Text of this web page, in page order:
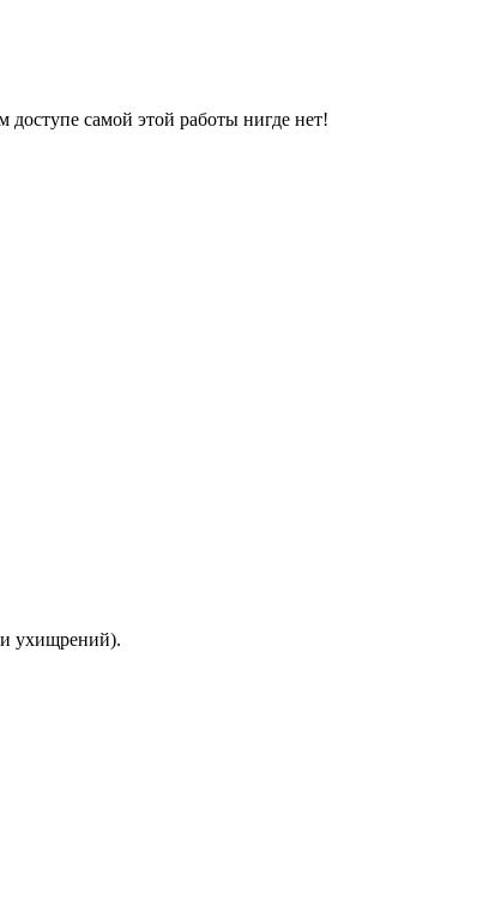
доступе самой этой работы нигде нет!
ухищрений).